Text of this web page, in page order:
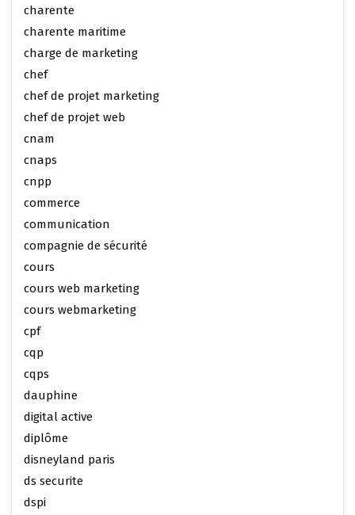
charente
charente maritime
charge de marketing
chef
chef de projet marketing
chef de projet web
cnam
cnaps
cnpp
commerce
communication
compagnie de sécurité
cours
cours web marketing
cours webmarketing
cpf
cqp
cqps
dauphine
digital active
diplôme
disneyland paris
ds securite
dspi